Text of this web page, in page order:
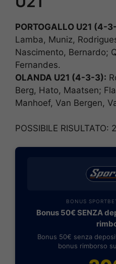
PORTOGALLO U21 (4-
Lamba, Muniz,
Nascimento, Bernardo;
Fernandes.
OLANDA U21 (4-3-3):
Berg, Hato, Maatsen;
Manhoef, Van Bergen,
POSSIBILE RISULTATO:
BONUS
Bonus 50€ SENZA
Bonus 50€ senza
bonus rimborso